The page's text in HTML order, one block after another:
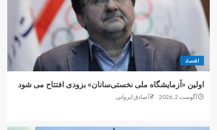
اقتصاد
اولین «آزمایشگاه ملی نخستی‌سانان» بزودی افتتاح می شود
آگوست 2, 2026 صادق ایروانی